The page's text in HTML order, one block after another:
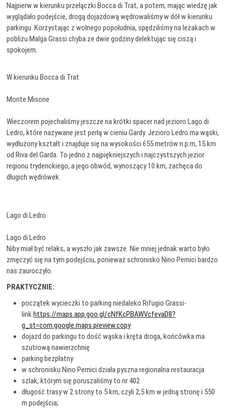
Najpierw w kierunku przełączki Bocca di Trat, a potem, mając wiedzę jak
wyglądało podejście, drogą dojazdową wędrowaliśmy w dół w kierunku
parkingu. Korzystając z wolnego popołudnia, spędziliśmy na leżakach w
pobliżu Malga Grassi chyba ze dwie godziny delektując się ciszą i
spokojem.
W kierunku Bocca di Trat
Monte Misone
Wieczorem pojechaliśmy jeszcze na krótki spacer nad jezioro Lago di
Ledro, które nazywane jest perłą w cieniu Gardy. Jezioro Ledro ma wąski,
wydłużony kształt i znajduje się na wysokości 655 metrów n.p.m, 15 km
od Riva del Garda. To jedno z najpiękniejszych i najczystszych jezior
regionu trydenckiego, a jego obwód, wynoszący 10 km, zachęca do
długich wędrówek.
Lago di Ledro
Lago di Ledro
Niby miał być relaks, a wyszło jak zawsze. Nie mniej jednak warto było
zmęczyć się na tym podejściu, ponieważ schronisko Nino Pernici bardzo
nas zauroczyło.
PRAKTYCZNIE:
początek wycieczki to parking niedaleko Rifugio Grassi-
link:https://maps.app.goo.gl/cNfKcPBAWVcfevaD8?
g_st=com.google.maps.preview.copy
dojazd do parkingu to dość wąska i kręta droga, końcówka ma
szutrową nawierzchnię
parking bezpłatny
w schronisku Nino Pernici działa pyszna regionalna restauracja
szlak, którym się poruszaliśmy to nr 402
długość trasy w 2 strony to 5 km, czyli 2,5 km w jedną stronę i 550
m podejścia;